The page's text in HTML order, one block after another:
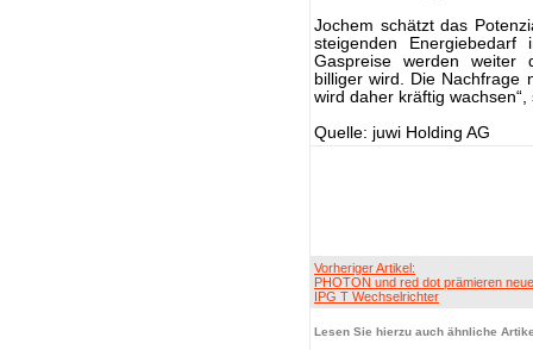
Jochem schätzt das
steigenden
Gaspreise werden weiter
billiger wird. Die Nachfrage
wird daher kräftig wachsen“,
Quelle: juwi Holding AG
Vorheriger Artikel:
PHOTON und red dot prämieren
IPG T Wechselrichter
Lesen Sie hierzu auch ähnliche